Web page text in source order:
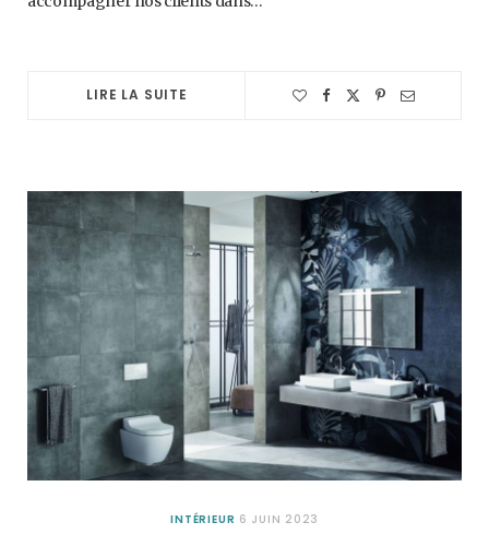
LIRE LA SUITE
INTÉRIEUR 6 JUIN 2023